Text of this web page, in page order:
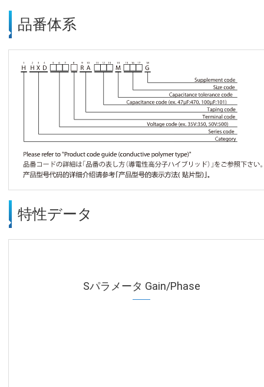
品番体系
特性データ
Sパラメータ Gain/Phase